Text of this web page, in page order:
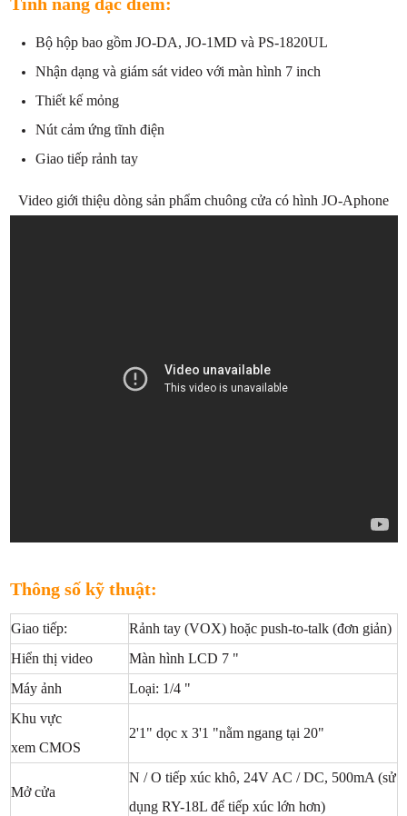
Bộ hộp bao gồm JO-DA, JO-1MD và PS-1820UL
Nhận dạng và giám sát video với màn hình 7 inch
Thiết kế mỏng
Nút cảm ứng tĩnh điện
Giao tiếp rảnh tay
Video giới thiệu dòng sản phẩm chuông cửa có hình JO-Aphone
Thông số kỹ thuật:
Giao tiếp:
Rảnh tay (VOX) hoặc push-to-talk (đơn giản)
Hiển thị video
Màn hình LCD 7 "
Máy ảnh
Loại: 1/4 "
Khu vực
xem CMOS
2'1" dọc x 3'1 "nằm ngang tại 20"
Mở cửa
N / O tiếp xúc khô, 24V AC / DC, 500mA (sử
dụng RY-18L để tiếp xúc lớn hơn)